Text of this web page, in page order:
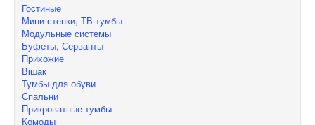
Гостиные
Мини-стенки, ТВ-тумбы
Модульные системы
Буфеты, Серванты
Прихожие
Вішак
Тумбы для обуви
Спальни
Прикроватные тумбы
Комоды